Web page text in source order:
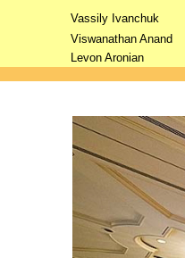
Vassily Ivanchuk
Viswanathan Anand
Levon Aronian